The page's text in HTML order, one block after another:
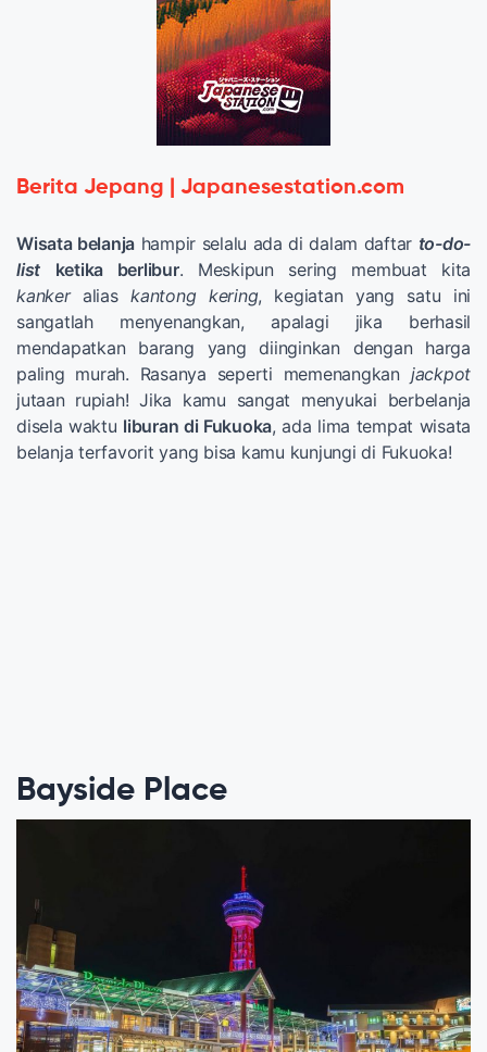
Berita Jepang | Japanesestation.com
Wisata belanja hampir selalu ada di dalam daftar to-do-
list
ketika berlibur. Meskipun sering membuat kita
kankeraliaskantong kering, kegiatan yang satu ini
sangatlah menyenangkan, apalagi jika berhasil
mendapatkan barang yang diinginkan dengan harga
paling murah. Rasanya seperti memenangkan jackpot
jutaan rupiah! Jika kamu sangat menyukai berbelanja
disela waktu liburan di Fukuoka, ada lima tempat wisata
belanja terfavorit yang bisa kamu kunjungi di Fukuoka!
Bayside Place